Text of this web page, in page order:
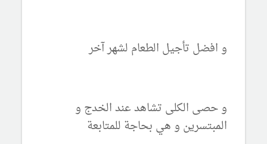
و افضل تأجيل الطعام لشهر آخر
و حصى الكلى تشاهد عند الخدج و
المبتسرين و هي بحاجة للمتابعة